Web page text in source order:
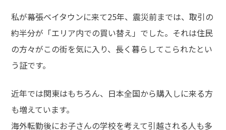
私が幕張ベイタウンに来て25年、震災前までは、取引の
約半分が「エリア内での買い替え」でした。それは住民
の方々がこの街を気に入り、長く暮らしてこられたとい
う証です。
近年では関東はもちろん、日本全国から購入しに来る方
も増えています。
海外転勤後にお子さんの学校を考えて引越される人も多